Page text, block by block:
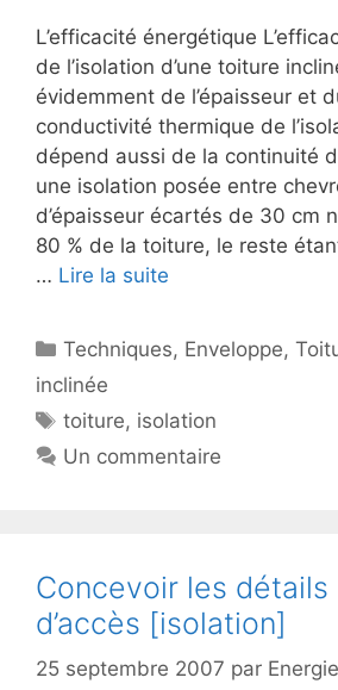
L’efficacité énergétique
de l’isolation d’une toiture
évidemment de l’épaisseur et
conductivité thermique de
dépend aussi de la continuité
une isolation posée entre
d’épaisseur écartés de 30 cm
80 % de la toiture, le reste
… Lire la suite
Catégories
Techniques, Enveloppe,
inclinée
Étiquettes
toiture, isolation
Un commentaire
Concevoir les détails
d’accès [isolation]
25 septembre 2007 par